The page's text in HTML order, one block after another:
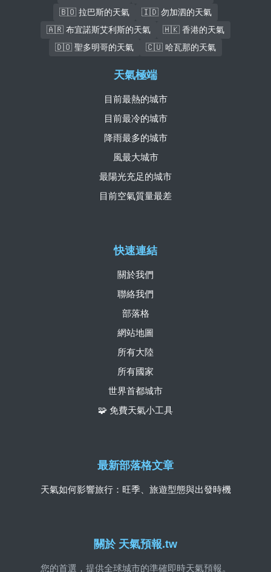
🇧🇴 拉巴斯的天氣
🇮🇩 勿加泗的天氣
🇦🇷 布宜諾斯艾利斯的天氣
🇭🇰 香港的天氣
🇩🇴 聖多明哥的天氣
🇨🇺 哈瓦那的天氣
關於 天氣預報.tw
您的首選，提供全球城市的準確即時天氣預報。
快速連結
關於我們
聯絡我們
部落格
網站地圖
所有大陸
所有國家
世界首都城市
🧩 免費天氣小工具
天氣極端
目前最熱的城市
目前最冷的城市
降雨最多的城市
風最大城市
最陽光充足的城市
目前空氣質量最差
最新部落格文章
天氣如何影響旅行：旺季、旅遊型態與出發時機